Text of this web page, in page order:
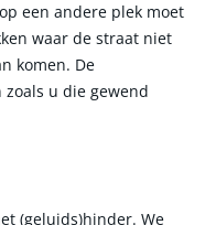
een andere plek moet
waar de straat niet
komen. De
u die gewend
(geluids)hinder. We